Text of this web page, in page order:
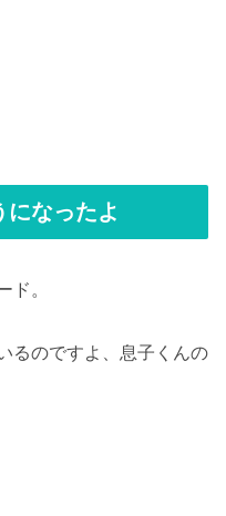
になったよ
ド。
るのですよ、息子くんの